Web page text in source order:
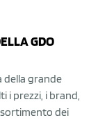
GDO
della grande
i prezzi, i brand,
dei